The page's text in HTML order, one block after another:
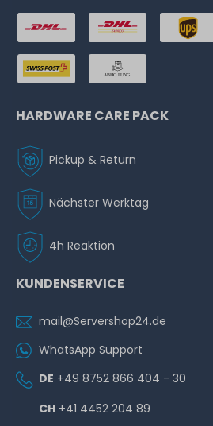
HARDWARE CARE PACK
Pickup & Return
Nächster Werktag
4h Reaktion
KUNDENSERVICE
mail@Servershop24.de
WhatsApp Support
DE +49 8752 866 404 - 30
CH +41 4452 204 89